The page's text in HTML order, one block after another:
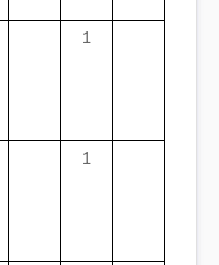
1
1